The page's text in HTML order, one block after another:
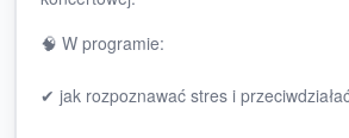
🧠 W programie:
✔ jak rozpoznawać stres i